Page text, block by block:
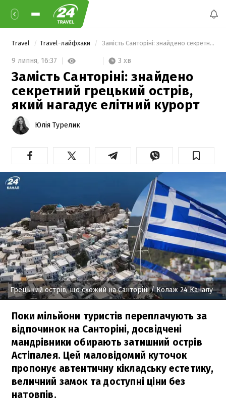
Travel Travel-лайфхаки Замість Санторіні: знайдено секретний грецький острів, який нагадує елітний курорт
9 липня, 16:37 3 хв
Замість Санторіні: знайдено
секретний грецький острів,
який нагадує елітний курорт
Юлія Турелик
Грецький острів, що схожий на Санторіні/ Колаж 24 Каналу
Поки мільйони туристів переплачують за
відпочинок на Санторіні, досвідчені
мандрівники обирають затишний острів
Астіпалея. Цей маловідомий куточок
пропонує автентичну кікладську естетику,
величний замок та доступні ціни без
натовпів.